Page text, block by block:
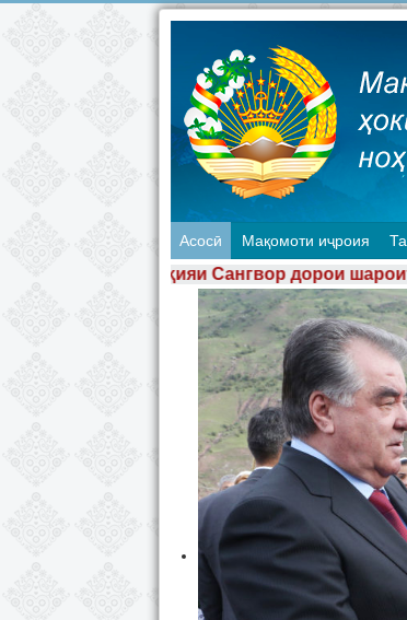
Асосӣ Мақомоти иҷроия
дорои шароити мусоиди рушди соҳаи